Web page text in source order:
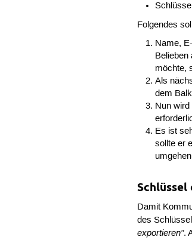
Folgendes
Name,
möchte,
Als
dem
Nun
Es ist
sollte er
Damit
des
exportieren".